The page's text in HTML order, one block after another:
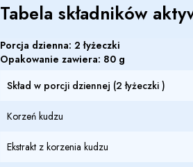
Tabela składników
Porcja dzienna: 2 łyżeczki
Opakowanie zawiera: 80 g
Skład w porcji dziennej (2 łyżeczki )
Korzeń kudzu
Ekstrakt z korzenia kudzu